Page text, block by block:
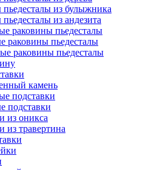
из булыжника
из андезита
раковины пьедесталы
раковины пьедесталы
раковины пьедесталы
камень
подставки
подставки
из оникса
из травертина